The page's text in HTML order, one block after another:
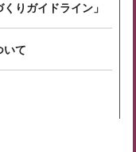
りガイドライン」
いて